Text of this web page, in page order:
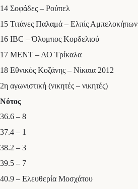
14 Σοφάδες – Ρούπελ
15 Τιτάνες Παλαμά – Ελπίς Αμπελοκήπων
16 IBC – Όλυμπος Κορδελιού
17 ΜΕΝΤ – ΑΟ Τρίκαλα
18 Εθνικός Κοζάνης – Νίκαια 2012
2η αγωνιστική (νικητές – νικητές)
Νότος
36.6 – 8
37.4 – 1
38.2 – 3
39.5 – 7
40.9 – Ελευθερία Μοσχάτου